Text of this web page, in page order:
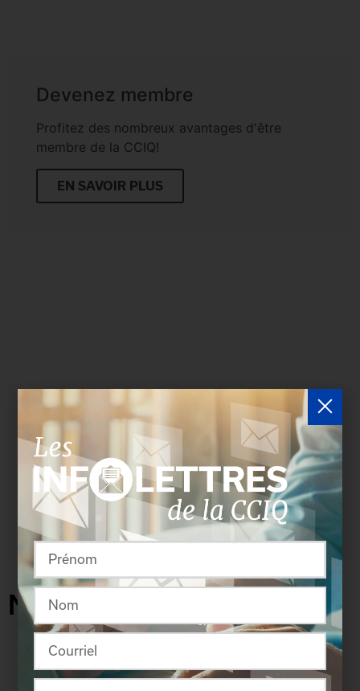
Devenez membre
Profitez des nombreux avantages d'être
membre de la CCIQ!
EN SAVOIR PLUS
Devenez partenaire
Profitez d'une visibilité importante en
devenant partenaire de la CCIQ!
EN SAVOIR PLUS
Nouvelles des membres